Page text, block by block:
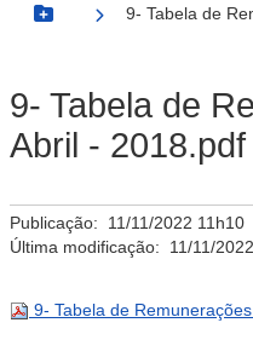
Botão Menu
9- Tabela de
9- Tabela de
Abril - 2018.pdf
Publicação: 11/11/2022 11h10
Última modificação: 11/11/
9- Tabela de